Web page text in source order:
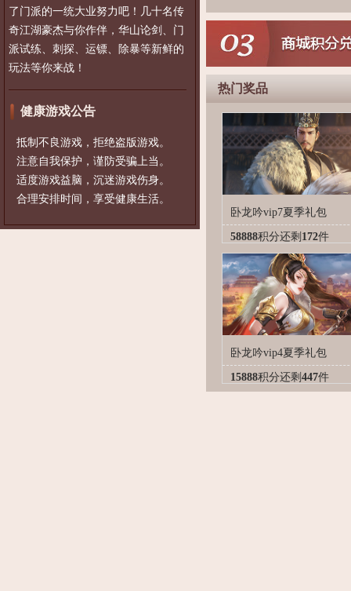
了门派的一统大业努力吧！几十名传
奇江湖豪杰与你作伴，华山论剑、门
派试练、刺探、运镖、除暴等新鲜的
玩法等你来战！
健康游戏公告
抵制不良游戏，拒绝盗版游戏。
注意自我保护，谨防受骗上当。
适度游戏益脑，沉迷游戏伤身。
合理安排时间，享受健康生活。
热门奖品
卧龙吟vip7夏季礼包
58888积分还剩 172件
卧龙吟vip4夏季礼包
15888积分还剩 447件